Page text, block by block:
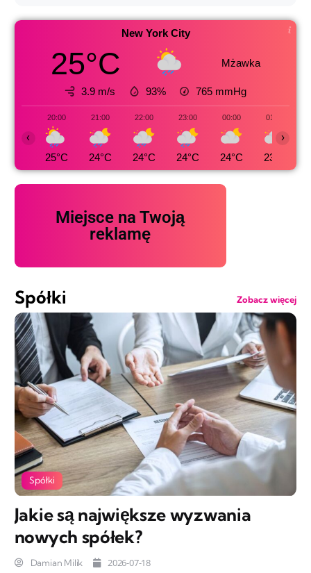
New York City
25°C Mżawka
3.9 m/s 93% 765 mmHg
20:00
25°C
21:00
24°C
22:00
24°C
23:00
24°C
00:00
24°C
01:00
23°C
‹ ›
Miejsce na Twoją
reklamę
Spółki Zobacz więcej
Spółki
Jakie są największe wyzwania
nowych spółek?
Damian Milik 2026-07-18